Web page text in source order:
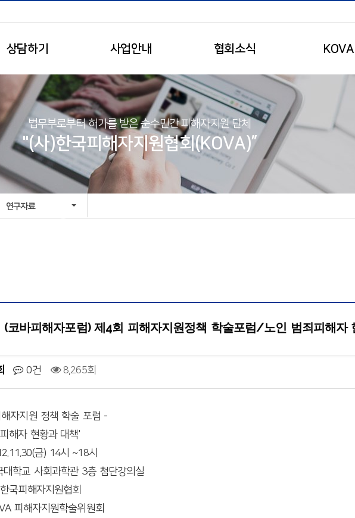
상담하기 사업안내 협회소식 KOVA
법무부로부터 허가를 받은 순수민간 피해자지원 단체
"(사)한국피해자지원협회(KOVA)”
연구자료
(코바피해자포럼) 제4회 피해자지원정책 학술포럼/노인 범죄피해자
0건 8,265회
자지원 정책 학술 포럼 -
해자 현황과 대책'
금) 14시 ~18시
대학교 사회과학관 3층 첨단강의실
국피해자지원협회
피해자지원학술위원회